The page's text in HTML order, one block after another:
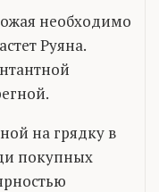
необходимо
Руяна.
на грядку в
покупных